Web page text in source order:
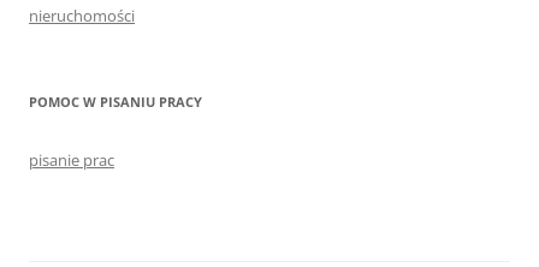
nieruchomości
POMOC W PISANIU PRACY
pisanie prac